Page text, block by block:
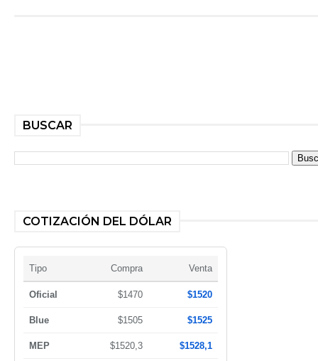
BUSCAR
COTIZACIÓN DEL DÓLAR
Tipo Compra Venta
Oficial $1470 $1520
Blue $1505 $1525
MEP $1520,3 $1528,1